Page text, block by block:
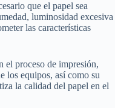
que el papel sea
luminosidad excesiva
las características
el proceso de impresión,
los equipos, así como su
la calidad del papel en el